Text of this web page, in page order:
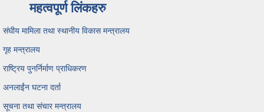
महत्वपूर्ण लिंकहरु
संघीय मामिला तथा स्थानीय विकास मन्त्रालय
गृह मन्त्रालय
राष्ट्रिय पुनर्निर्माण प्राधिकरण
अनलाईंन घटना दर्ता
सूचना तथा संचार मन्त्रालय